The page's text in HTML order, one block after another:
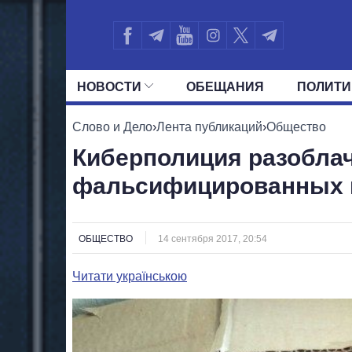
НОВОСТИ ОБЕЩАНИЯ
ВСЕ ПОЛИТИКИ ПРЕЗИДЕНТ И
Слово и Дело›Лента публикаций›Общество
Киберполиция
фальсифицированных
ОБЩЕСТВО 14 сентября 2017, 20:54
Читати українською